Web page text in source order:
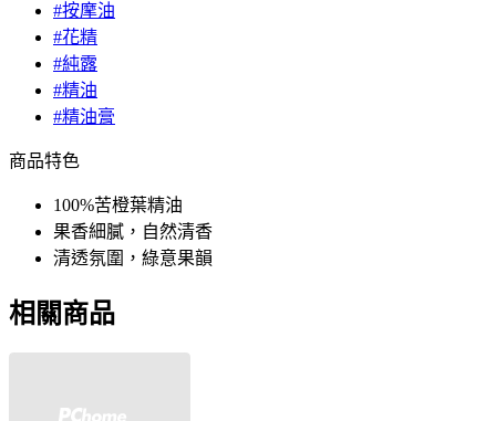
#按摩油
#花精
#純露
#精油
#精油膏
商品特色
100%苦橙葉精油
果香細膩，自然清香
清透氛圍，綠意果韻
相關商品